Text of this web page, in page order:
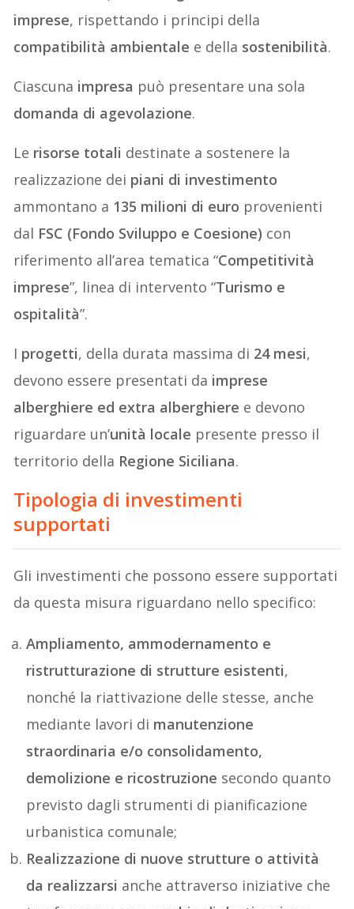
imprese, rispettando i principi della
compatibilità ambientale e della sostenibilità.
Ciascuna impresa può presentare una sola
domanda di agevolazione.
Le risorse totali destinate a sostenere la
realizzazione dei piani di investimento
ammontano a 135 milioni di euro provenienti
dal FSC (Fondo Sviluppo e Coesione) con
riferimento all’area tematica “Competitività
imprese”, linea di intervento “Turismo e
ospitalità”.
I progetti, della durata massima di 24 mesi,
devono essere presentati da imprese
alberghiere ed extra alberghiere e devono
riguardare un’unità locale presente presso il
territorio della Regione Siciliana.
Tipologia di investimenti
supportati
Gli investimenti che possono essere supportati
da questa misura riguardano nello specifico:
Ampliamento, ammodernamento e
ristrutturazione di strutture esistenti,
nonché la riattivazione delle stesse, anche
mediante lavori di manutenzione
straordinaria e/o consolidamento,
demolizione e ricostruzione secondo quanto
previsto dagli strumenti di pianificazione
urbanistica comunale;
Realizzazione di nuove strutture o attività
da realizzarsi anche attraverso iniziative che